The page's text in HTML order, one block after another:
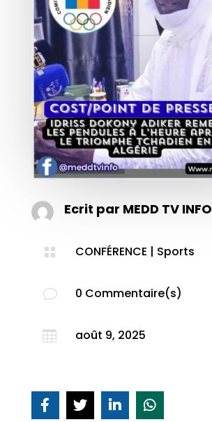
Ecrit par MEDD TV INFO
 CONFÉRENCE | Sports
v 0 Commentaire(s)
 août 9, 2025